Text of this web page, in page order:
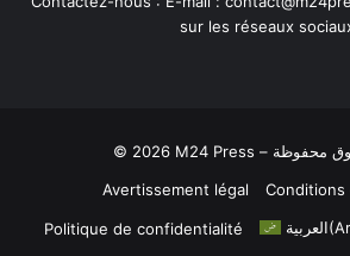
sur les réseaux
Avertissement légal
Conditions
Politique de confidentialité العربية(